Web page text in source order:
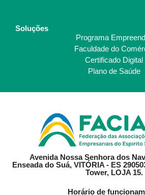
Soluções
Programa
Faculdade do
Certificado Digital
Plano de Saúde
Avenida Nossa Senhora dos
Enseada do Suá, VITÓRIA - ES
Tower, LOJA 15.
Horário de